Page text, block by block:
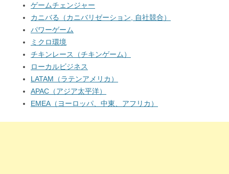
ゲームチェンジャー
カニバる（カニバリゼーション, 自社競合）
パワーゲーム
ミクロ環境
チキンレース（チキンゲーム）
ローカルビジネス
LATAM（ラテンアメリカ）
APAC（アジア太平洋）
EMEA（ヨーロッパ、中東、アフリカ）